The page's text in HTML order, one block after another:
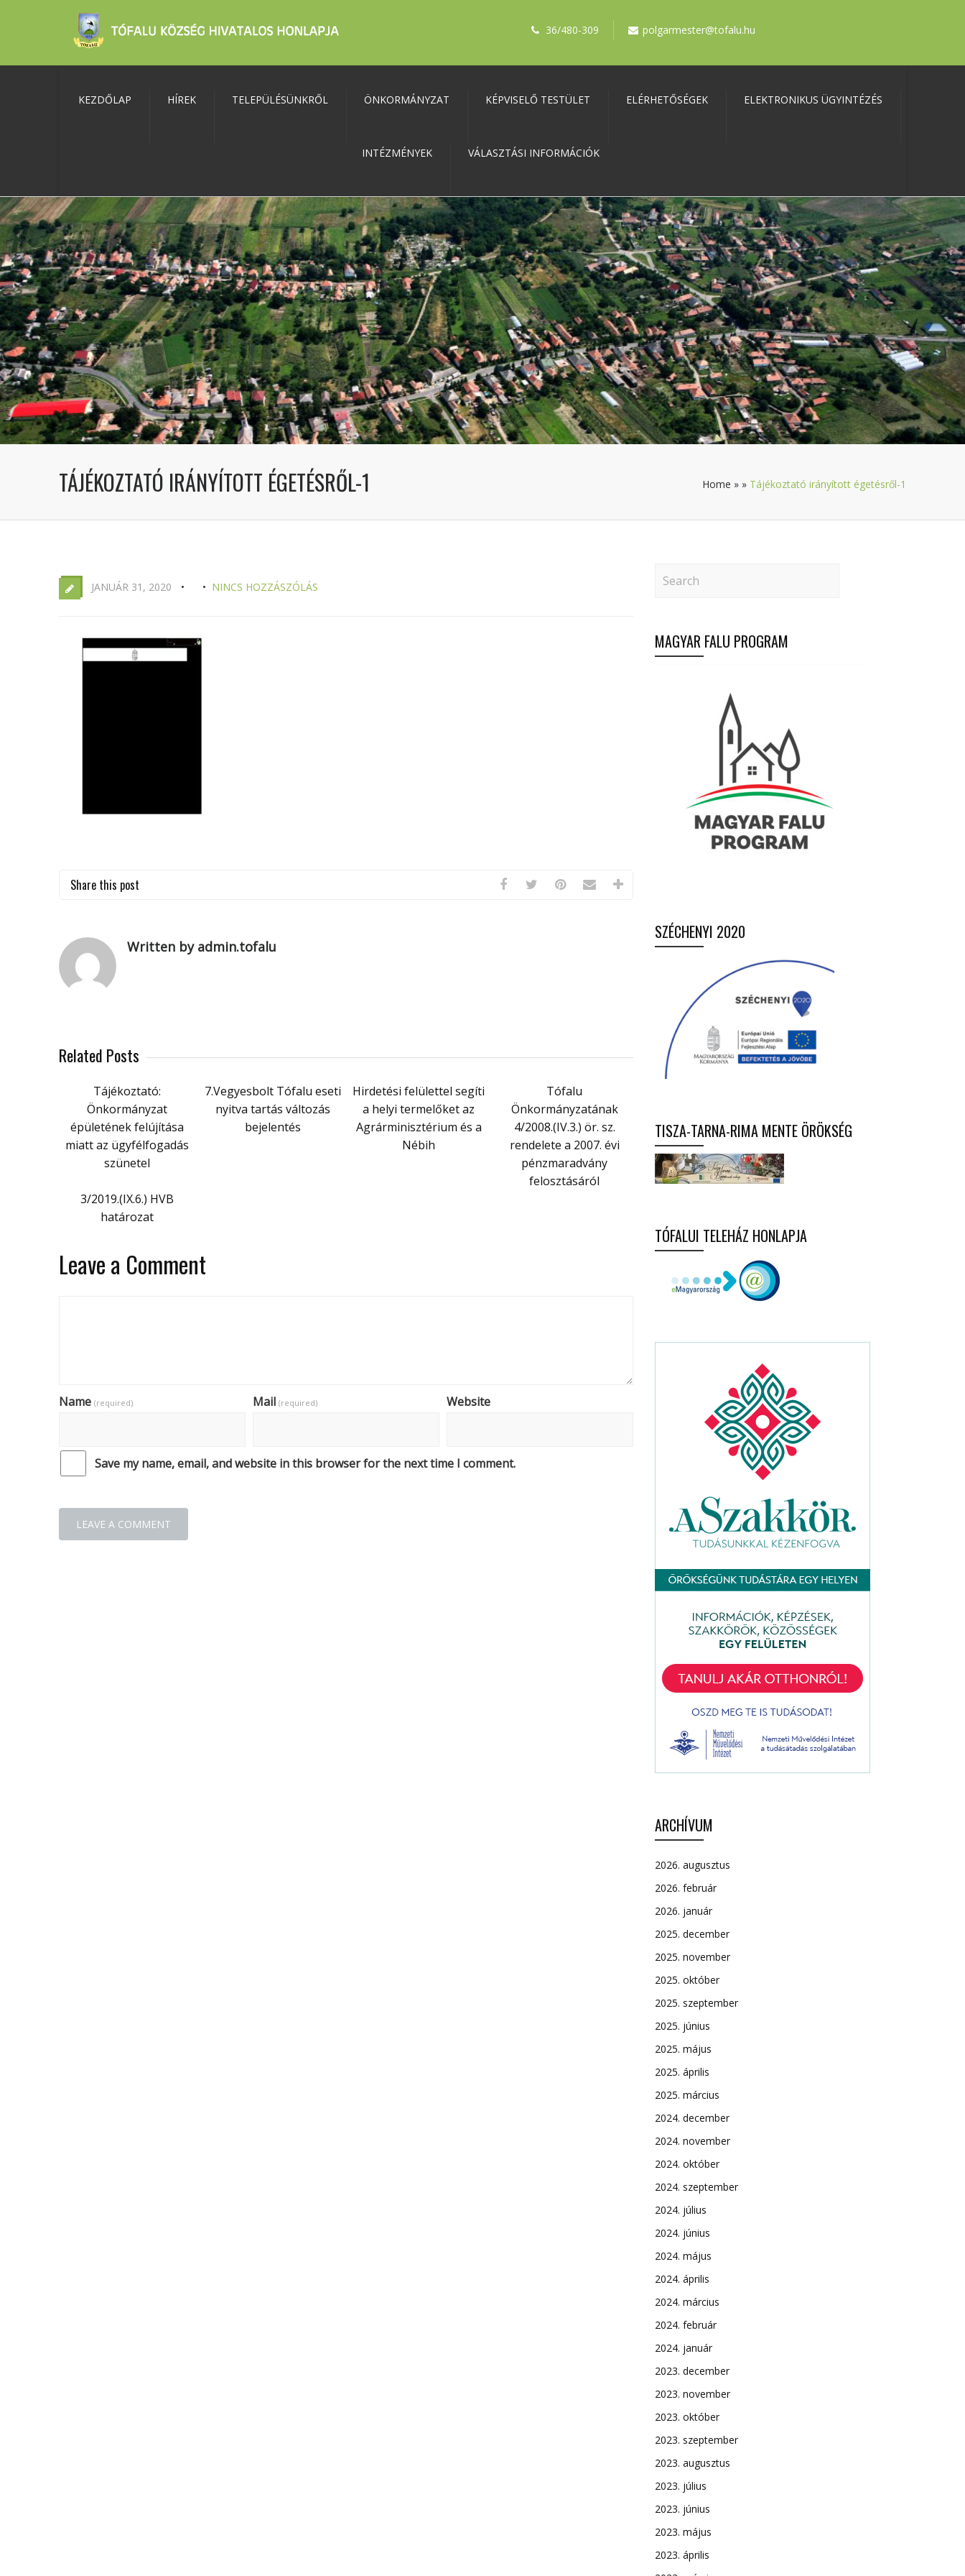
36/480-309 polgarmester@tofalu.hu
KEZDŐLAP HÍREK TELEPÜLÉSÜNKRŐL ÖNKORMÁNYZAT KÉPVISELŐ TESTÜLET ELÉRHETŐSÉGEK ELEKTRONIKUS ÜGYINTÉZÉS
INTÉZMÉNYEK VÁLASZTÁSI INFORMÁCIÓK
TÁJÉKOZTATÓ IRÁNYÍTOTT ÉGETÉSRŐL-1 Home » » Tájékoztató irányított égetésről-1
JANUÁR 31, 2020 NINCS HOZZÁSZÓLÁS
Share this post
Written by admin.tofalu
Related Posts
Tájékoztató:
Önkormányzat
épületének felújítása
miatt az ügyfélfogadás
szünetel
7.Vegyesbolt Tófalu eseti
nyitva tartás változás
bejelentés
Hirdetési felülettel segíti
a helyi termelőket az
Agrárminisztérium és a
Nébih
Tófalu
Önkormányzatának
4/2008.(IV.3.) ör. sz.
rendelete a 2007. évi
pénzmaradvány
felosztásáról
3/2019.(IX.6.) HVB
határozat
Leave a Comment
Name (required) Mail (required) Website
Save my name, email, and website in this browser for the next time I comment.
MAGYAR FALU PROGRAM
SZÉCHENYI 2020
TISZA-TARNA-RIMA MENTE ÖRÖKSÉG
TÓFALUI TELEHÁZ HONLAPJA
ARCHÍVUM
2026. augusztus
2026. február
2026. január
2025. december
2025. november
2025. október
2025. szeptember
2025. június
2025. május
2025. április
2025. március
2024. december
2024. november
2024. október
2024. szeptember
2024. július
2024. június
2024. május
2024. április
2024. március
2024. február
2024. január
2023. december
2023. november
2023. október
2023. szeptember
2023. augusztus
2023. július
2023. június
2023. május
2023. április